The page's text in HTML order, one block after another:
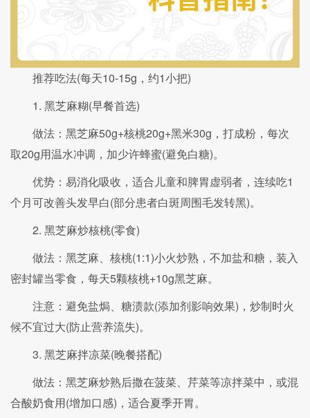
推荐吃法(每天10-15g，约1小把)
1. 黑芝麻糊(早餐首选)
做法：黑芝麻50g+核桃20g+黑米30g，打成粉，每次
取20g用温水冲调，加少许蜂蜜(避免白糖)。
优势：易消化吸收，适合儿童和脾胃虚弱者，连续吃1
个月可改善头发早白(部分患者白斑周围毛发转黑)。
2. 黑芝麻炒核桃(零食)
做法：黑芝麻、核桃(1:1)小火炒熟，不加盐和糖，装入
密封罐当零食，每天5颗核桃+10g黑芝麻。
注意：避免盐焗、糖渍款(添加剂影响效果)，炒制时火
候不宜过大(防止营养流失)。
3. 黑芝麻拌凉菜(晚餐搭配)
做法：黑芝麻炒熟后撒在菠菜、芹菜等凉拌菜中，或混
合酸奶食用(增加口感)，适合夏季开胃。